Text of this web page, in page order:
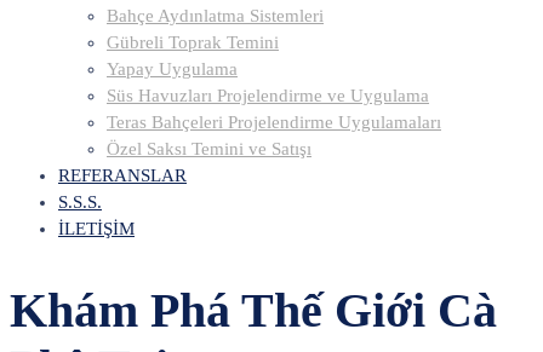
Bahçe Aydınlatma Sistemleri
Gübreli Toprak Temini
Yapay Uygulama
Süs Havuzları Projelendirme ve Uygulama
Teras Bahçeleri Projelendirme Uygulamaları
Özel Saksı Temini ve Satışı
REFERANSLAR
S.S.S.
İLETİŞİM
Khám Phá Thế Giới Cà